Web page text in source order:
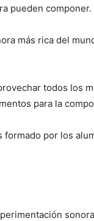
pueden componer.
más rica del
todos los
para la
por los